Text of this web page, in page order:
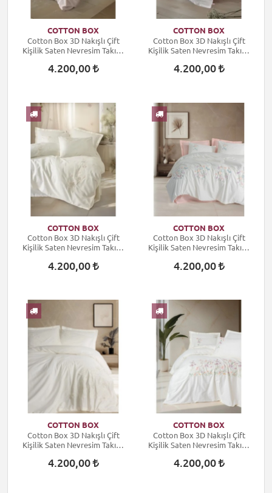
COTTON BOX
Cotton Box 3D Nakışlı Çift
Kişilik Saten Nevresim Takımı
4.200,00
COTTON BOX
Cotton Box 3D Nakışlı Çift
Kişilik Saten Nevresim Takımı
4.200,00
COTTON BOX
Cotton Box 3D Nakışlı Çift
Kişilik Saten Nevresim Takımı
4.200,00
COTTON BOX
Cotton Box 3D Nakışlı Çift
Kişilik Saten Nevresim Takımı
4.200,00
COTTON BOX
Cotton Box 3D Nakışlı Çift
Kişilik Saten Nevresim Takımı
4.200,00
COTTON BOX
Cotton Box 3D Nakışlı Çift
Kişilik Saten Nevresim Takımı
4.200,00